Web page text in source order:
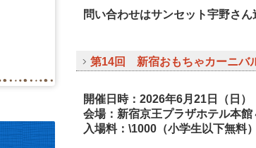
問い合わせはサンセット宇野さ
第14回 新宿おもちゃカーニバ
開催日時：2026年6月21日（日）
会場：新宿京王プラザホテル本館
入場料：\1000（小学生以下無料）